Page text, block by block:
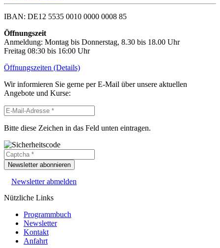
IBAN: DE12 5535 0010 0000 0008 85
Öffnungszeit
Anmeldung: Montag bis Donnerstag, 8.30 bis 18.00 Uhr
Freitag 08:30 bis 16:00 Uhr
Öffnungszeiten (Details)
Wir informieren Sie gerne per E-Mail über unsere aktuellen
Angebote und Kurse:
Bitte diese Zeichen in das Feld unten eintragen.
Newsletter abonnieren
Newsletter abmelden
Nützliche Links
Programmbuch
Newsletter
Kontakt
Anfahrt